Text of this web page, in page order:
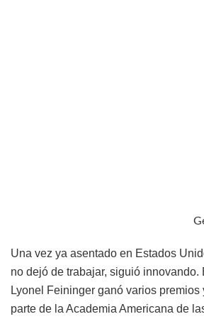
Una vez ya asentado en Estados
no dejó de trabajar, siguió innovando.
Lyonel Feininger ganó varios premios
parte de la Academia Americana de